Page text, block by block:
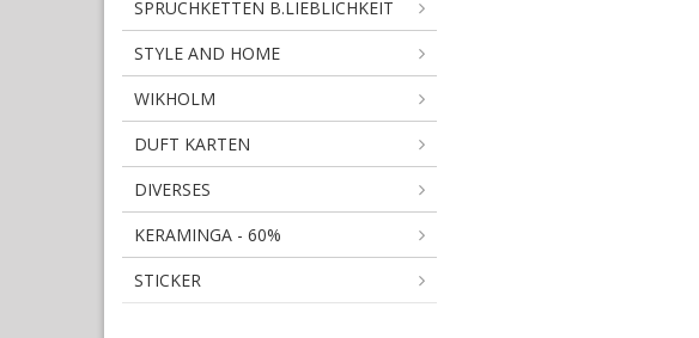
SPRUCHKETTEN B.LIEBLICHKEIT
STYLE AND HOME
WIKHOLM
DUFT KARTEN
DIVERSES
KERAMINGA - 60%
STICKER